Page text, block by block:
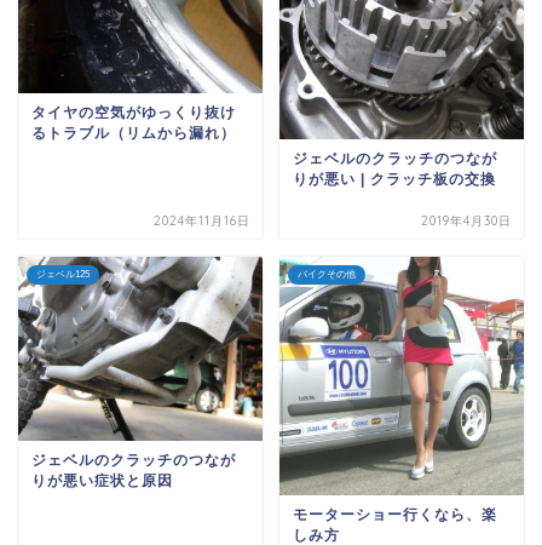
タイヤの空気がゆっくり抜け
るトラブル（リムから漏れ）
2024年11月16日
ジェベルのクラッチのつなが
りが悪い | クラッチ板の交換
2019年4月30日
ジェベル125
ジェベルのクラッチのつなが
りが悪い症状と原因
バイクその他
モーターショー行くなら、楽
しみ方